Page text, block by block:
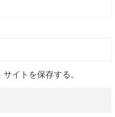
イトを保存する。